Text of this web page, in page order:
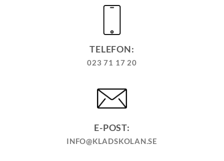
TELEFON:
023 71 17 20
E-POST:
INFO@KLADSKOLAN.SE